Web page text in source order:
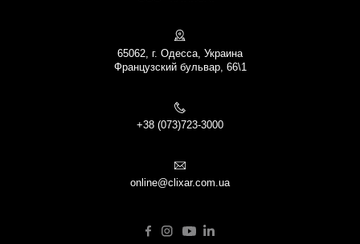
65062, г. Одесса, Украина
Французский бульвар, 66\1
+38 (073)723-3000
online@clixar.com.ua